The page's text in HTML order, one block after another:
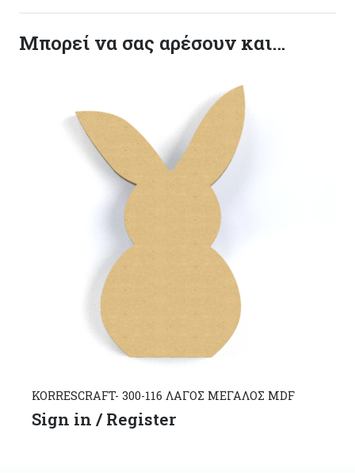
Μπορεί να σας αρέσουν και…
KORRESCRAFT- 300-116 ΛΑΓΟΣ ΜΕΓΑΛΟΣ MDF
Sign in / Register